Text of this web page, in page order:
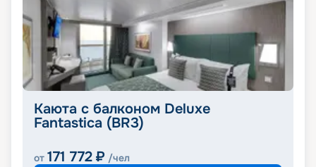
Каюта с балконом Deluxe
Fantastica (BR3)
от 171 772 ₽ /чел